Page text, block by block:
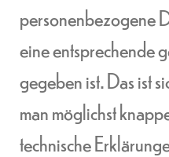
personenbezogene
eine entsprechende
gegeben ist. Das ist
man möglichst
technische